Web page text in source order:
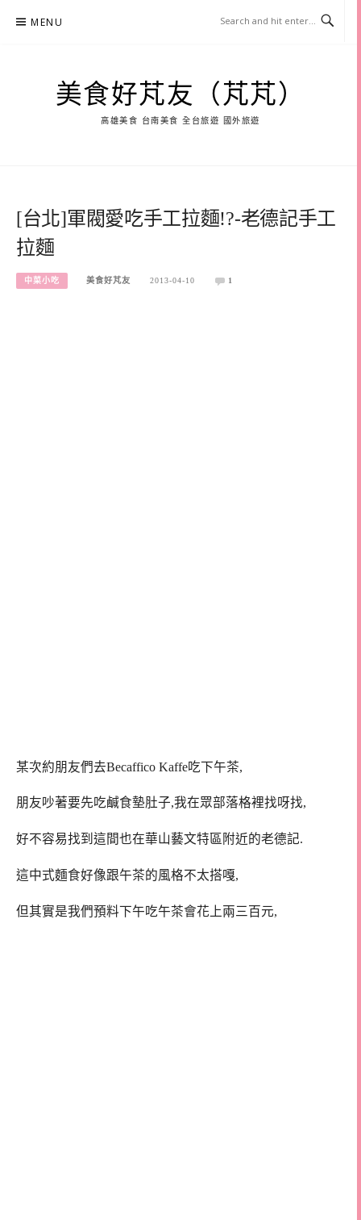
MENU
美食好芃友（芃芃）
高雄美食 台南美食 全台旅遊 國外旅遊
[台北]軍閥愛吃手工拉麵!?-老德記手工
拉麵
中菜小吃 美食好芃友 2013-04-10 1
某次約朋友們去Becaffico Kaffe吃下午茶,
朋友吵著要先吃鹹食墊肚子,我在眾部落格裡找呀找,
好不容易找到這間也在華山藝文特區附近的老德記.
這中式麵食好像跟午茶的風格不太搭嘎,
但其實是我們預料下午吃午茶會花上兩三百元,